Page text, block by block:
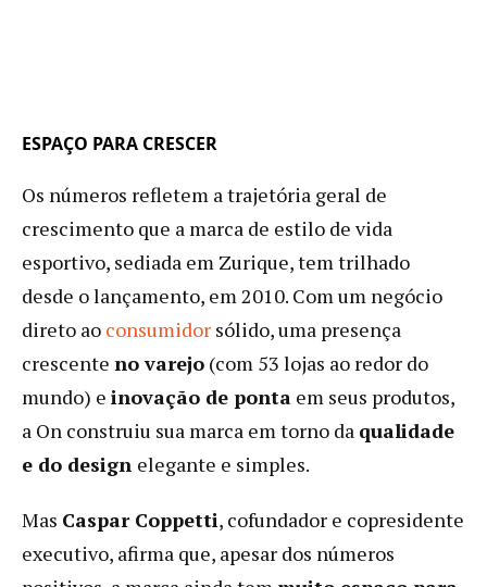
ESPAÇO PARA CRESCER
Os números refletem a trajetória geral de
crescimento que a marca de estilo de vida
esportivo, sediada em Zurique, tem trilhado
desde o lançamento, em 2010. Com um negócio
direto ao consumidor sólido, uma presença
crescente no varejo (com 53 lojas ao redor do
mundo) e inovação de ponta em seus produtos,
a On construiu sua marca em torno da qualidade
e do design elegante e simples.
Mas Caspar Coppetti, cofundador e copresidente
executivo, afirma que, apesar dos números